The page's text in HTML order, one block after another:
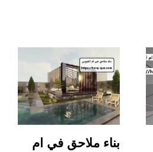
بناء ملاحق في ام